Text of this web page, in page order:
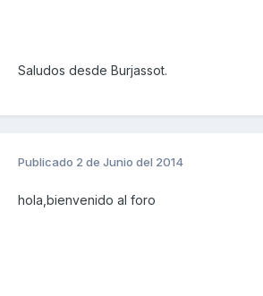
Saludos desde Burjassot.
Publicado 2 de Junio del 2014
hola,bienvenido al foro